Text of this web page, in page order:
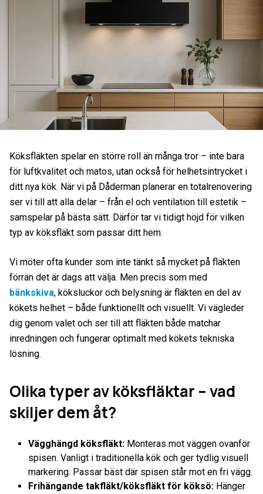
Köksfläkten spelar en större roll än många tror – inte bara
för luftkvalitet och matos, utan också för helhetsintrycket i
ditt nya kök. När vi på Dåderman planerar en totalrenovering
ser vi till att alla delar – från el och ventilation till estetik –
samspelar på bästa sätt. Därför tar vi tidigt höjd för vilken
typ av köksfläkt som passar ditt hem.
Vi möter ofta kunder som inte tänkt så mycket på fläkten
förrän det är dags att välja. Men precis som med
bänkskiva, köksluckor och belysning är fläkten en del av
kökets helhet – både funktionellt och visuellt. Vi vägleder
dig genom valet och ser till att fläkten både matchar
inredningen och fungerar optimalt med kökets tekniska
lösning.
Olika typer av köksfläktar – vad
skiljer dem åt?
Vägghängd köksfläkt: Monteras mot väggen ovanför
spisen. Vanligt i traditionella kök och ger tydlig visuell
markering. Passar bäst där spisen står mot en fri vägg.
Frihängande takfläkt/köksfläkt för köksö: Hänger